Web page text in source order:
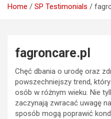
Home SP Testimonials
fagroncare.pl
Chęć dbania o urodę oraz
powszechniejszy trend,
osób w różnym wieku. Nie
zaczynają zwracać uwagę
sposób mogą poprawić